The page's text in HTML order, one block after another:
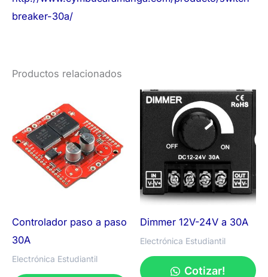
breaker-30a/
Productos relacionados
Controlador paso a paso
30A
Electrónica Estudiantil
Dimmer 12V-24V a 30A
Electrónica Estudiantil
Cotizar!